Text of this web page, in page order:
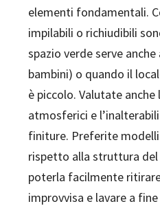
elementi fondamentali.
impilabili o richiudibili
spazio verde serve
bambini) o quando il
è piccolo. Valutate
atmosferici e
finiture. Preferite
rispetto alla struttura
poterla facilmente
improvvisa e lavare a